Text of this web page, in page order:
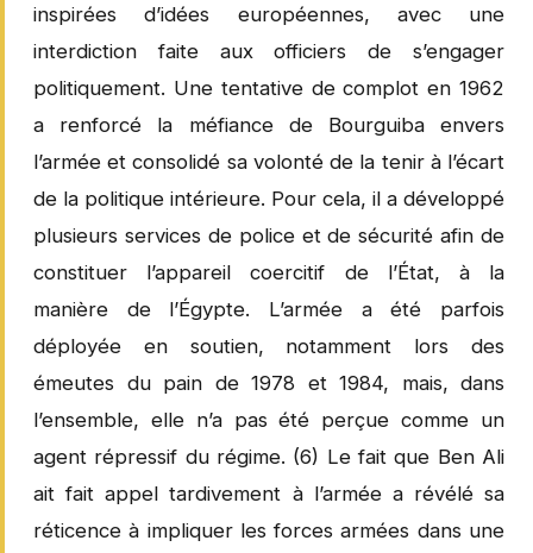
inspirées d’idées européennes, avec une
interdiction faite aux officiers de s’engager
politiquement. Une tentative de complot en 1962
a renforcé la méfiance de Bourguiba envers
l’armée et consolidé sa volonté de la tenir à l’écart
de la politique intérieure. Pour cela, il a développé
plusieurs services de police et de sécurité afin de
constituer l’appareil coercitif de l’État, à la
manière de l’Égypte. L’armée a été parfois
déployée en soutien, notamment lors des
émeutes du pain de 1978 et 1984, mais, dans
l’ensemble, elle n’a pas été perçue comme un
agent répressif du régime. (6) Le fait que Ben Ali
ait fait appel tardivement à l’armée a révélé sa
réticence à impliquer les forces armées dans une